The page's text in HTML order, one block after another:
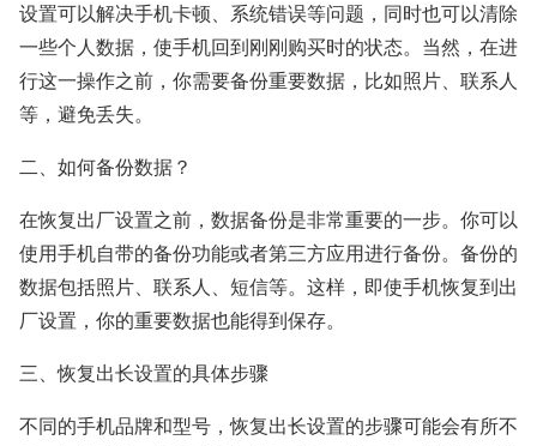
设置可以解决手机卡顿、系统错误等问题，同时也可以清除
一些个人数据，使手机回到刚刚购买时的状态。当然，在进
行这一操作之前，你需要备份重要数据，比如照片、联系人
等，避免丢失。
二、如何备份数据？
在恢复出厂设置之前，数据备份是非常重要的一步。你可以
使用手机自带的备份功能或者第三方应用进行备份。备份的
数据包括照片、联系人、短信等。这样，即使手机恢复到出
厂设置，你的重要数据也能得到保存。
三、恢复出长设置的具体步骤
不同的手机品牌和型号，恢复出长设置的步骤可能会有所不